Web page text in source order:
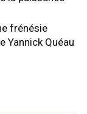
frénésie
Yannick Quéau